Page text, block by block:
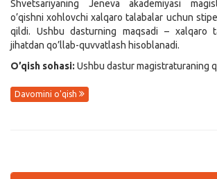
Shvetsariyaning Jeneva akademiyasi
o’qishni xohlovchi xalqaro talabalar uchun
qildi. Ushbu dasturning maqsadi – xalqaro
jihatdan qo’llab-quvvatlash hisoblanadi.
O’qish sohasi: Ushbu dastur magistraturaning
Davomini o'qish